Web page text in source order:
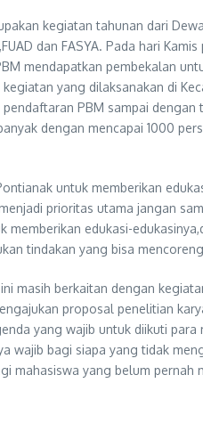
kegiatan tahunan dari
dan FASYA. Pada hari
mendapatkan pembekalan
yang dilaksanakan di
PBM sampai
dengan mencapai 1000
untuk memberikan
prioritas utama jangan
memberikan edukasi-
tindakan yang bisa
masih berkaitan dengan
proposal penelitian
yang wajib untuk diikuti para
wajib bagi siapa yang tidak
mahasiswa yang belum